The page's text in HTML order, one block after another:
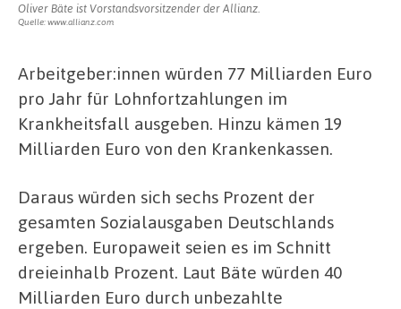
Oliver Bäte ist Vorstandsvorsitzender der Allianz.
Quelle: www.allianz.com
Arbeitgeber:innen würden 77 Milliarden Euro
pro Jahr für Lohnfortzahlungen im
Krankheitsfall ausgeben. Hinzu kämen 19
Milliarden Euro von den Krankenkassen.
Daraus würden sich sechs Prozent der
gesamten Sozialausgaben Deutschlands
ergeben. Europaweit seien es im Schnitt
dreieinhalb Prozent. Laut Bäte würden 40
Milliarden Euro durch unbezahlte